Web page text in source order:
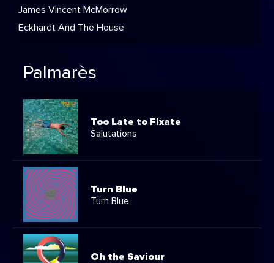
James Vincent McMorrow
Eckhardt And The House
Palmarès
Too Late to Fixate
Salutations
Turn Blue
Turn Blue
Oh the Saviour